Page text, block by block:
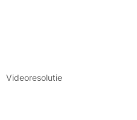
Videoresolutie